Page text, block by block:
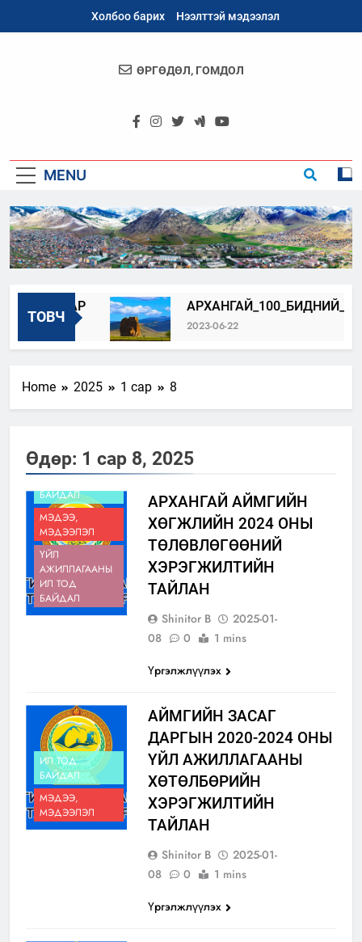
Холбоо барих Нээлттэй мэдээлэл
Архангай
ӨРГӨДӨЛ, ГОМДОЛ
MENU
ТОВЧ
2023-06-22
Home 2025 1 сар 8
Өдөр: 1 сар 8, 2025
БАЙДАЛ
МЭДЭЭ,
МЭДЭЭЛЭЛ
ҮЙЛ
АЖИЛЛАГААНЫ
ИЛ ТОД
БАЙДАЛ
АРХАНГАЙ АЙМГИЙН
ХӨГЖЛИЙН 2024 ОНЫ
ТӨЛӨВЛӨГӨӨНИЙ
ХЭРЭГЖИЛТИЙН
ТАЙЛАН
Shinitor B
2025-01-
08
0
1 mins
Үргэлжлүүлэх
ИЛ ТОД
БАЙДАЛ
МЭДЭЭ,
МЭДЭЭЛЭЛ
АЙМГИЙН ЗАСАГ
ДАРГЫН 2020-2024 ОНЫ
ҮЙЛ АЖИЛЛАГААНЫ
ХӨТӨЛБӨРИЙН
ХЭРЭГЖИЛТИЙН
ТАЙЛАН
Shinitor B
2025-01-
08
0
1 mins
Үргэлжлүүлэх